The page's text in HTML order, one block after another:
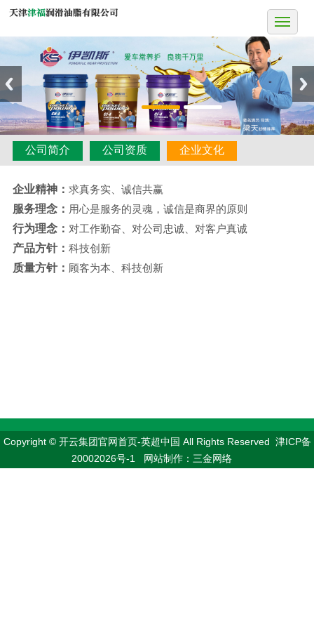
公司简介 公司资质 企业文化
企业精神：求真务实、诚信共赢
服务理念： 用心是服务的灵魂，诚信是商界的原则
行为理念：对工作勤奋、对公司忠诚、对客户真诚
产品方针：科技创新
质量方针： 顾客为本、科技创新
Copyright © 开云集团官网首页-英超中国 All Rights Reserved 津ICP备
20002026号-1 网站制作：三金网络